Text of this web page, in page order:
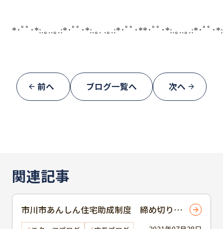
*･ﾟﾟ･*:.｡..｡.:*･ﾟﾟ･*:.｡. .｡.:*･ﾟﾟ･**･ﾟﾟ･*:.｡..｡.:*･ﾟﾟ･
前へ ブログ一覧へ 次へ
関連記事
市川市あんしん住宅助成制度 締め切り間
近！！